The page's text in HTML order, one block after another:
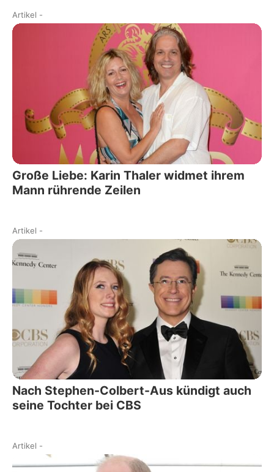
Artikel -
Große Liebe: Karin Thaler widmet ihrem
Mann rührende Zeilen
Artikel -
Nach Stephen-Colbert-Aus kündigt auch
seine Tochter bei CBS
Artikel -